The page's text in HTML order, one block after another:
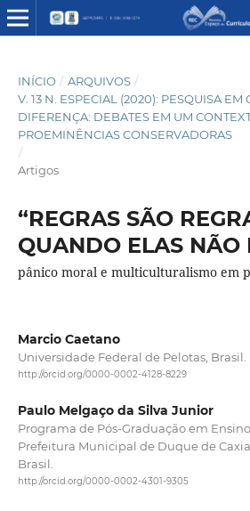
INÍCIO / ARQUIVOS /
V. 13 N. ESPECIAL (2020): PESQUISA EM
DIFERENÇA: DEBATES EM UM
PROEMINÊNCIAS CONSERVADORAS
/
Artigos
“REGRAS SÃO
QUANDO ELAS NÃO
pânico moral e multiculturalismo em
Marcio Caetano
Universidade Federal de Pelotas, Brasil.
http://orcid.org/0000-0002-4128-8229
Paulo Melgaço da Silva Junior
Programa de Pós-Graduação em
Prefeitura Municipal de Duque de
Brasil.
http://orcid.org/0000-0002-4301-9305